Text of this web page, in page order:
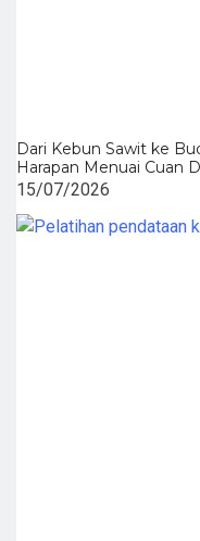
Dari Kebun Sawit ke
Harapan Menuai Cuan
15/07/2026